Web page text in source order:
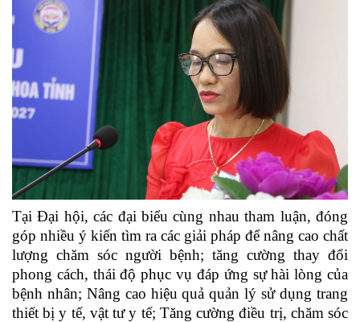
Tại Đại hội, các đại biểu cùng nhau tham luận, đóng
góp nhiều ý kiến tìm ra các giải pháp để nâng cao chất
lượng chăm sóc người bệnh; tăng cường thay đổi
phong cách, thái độ phục vụ đáp ứng sự hài lòng của
bệnh nhân; Nâng cao hiệu quả quản lý sử dụng trang
thiết bị y tế, vật tư y tế; Tăng cường điều trị, chăm sóc